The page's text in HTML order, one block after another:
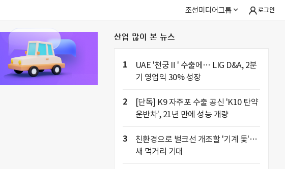
조선미디어그룹 로그인
산업 많이 본 뉴스